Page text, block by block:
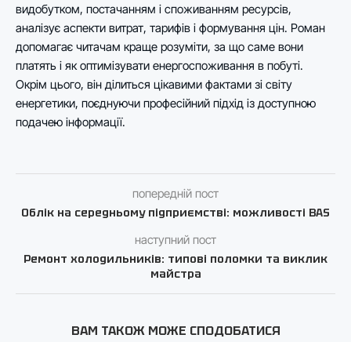
видобутком, постачанням і споживанням ресурсів,
аналізує аспекти витрат, тарифів і формування цін. Роман
допомагає читачам краще розуміти, за що саме вони
платять і як оптимізувати енергоспоживання в побуті.
Окрім цього, він ділиться цікавими фактами зі світу
енергетики, поєднуючи професійний підхід із доступною
подачею інформації.
попередній пост
Облік на середньому підприємстві: можливості BAS
наступний пост
Ремонт холодильників: типові поломки та виклик
майстра
ВАМ ТАКОЖ МОЖЕ СПОДОБАТИСЯ